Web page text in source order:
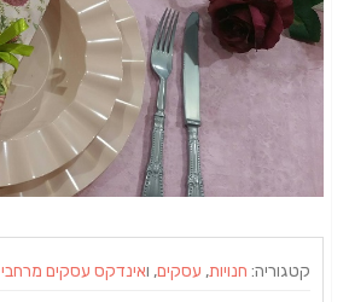
קטגוריה: חנויות, עסקים, ואינדקס עסקים מרחבי